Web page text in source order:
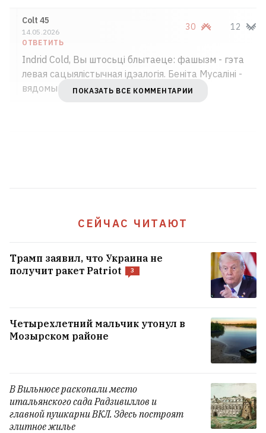
Colt 45
14.05.2026
ОТВЕТИТЬ
30 12
Indrid Cold, Вы штосьці блытаеце: фашызм - гэта
левая сацыялістычная ідэалогія. Беніта Мусаліні -
вядомы сацыяліст.ПОКАЗАТЬ ВСЕ КОММЕНТАРИИ
СЕЙЧАС ЧИТАЮТ
Трамп заявил, что Украина не
получит ракет Patriot
3
Четырехлетний мальчик утонул в
Мозырском районе
В Вильнюсе раскопали место
итальянского сада Радзивиллов и
главной пушкарни ВКЛ. Здесь построят
элитное жилье